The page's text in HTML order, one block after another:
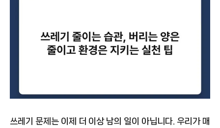
쓰레기 문제는 이제 더 이상 남의 일이 아닙니다. 우리가 매